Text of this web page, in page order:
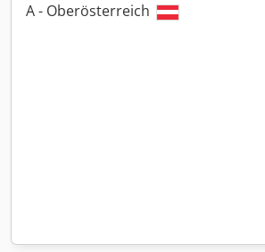
A - Oberösterreich